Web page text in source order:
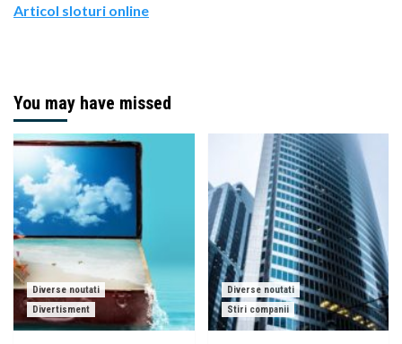
Articol sloturi online
You may have missed
Diverse noutati
Divertisment
Diverse noutati
Stiri companii